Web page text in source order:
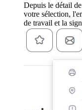
Depuis le détail
votre sélection,
de travail et la